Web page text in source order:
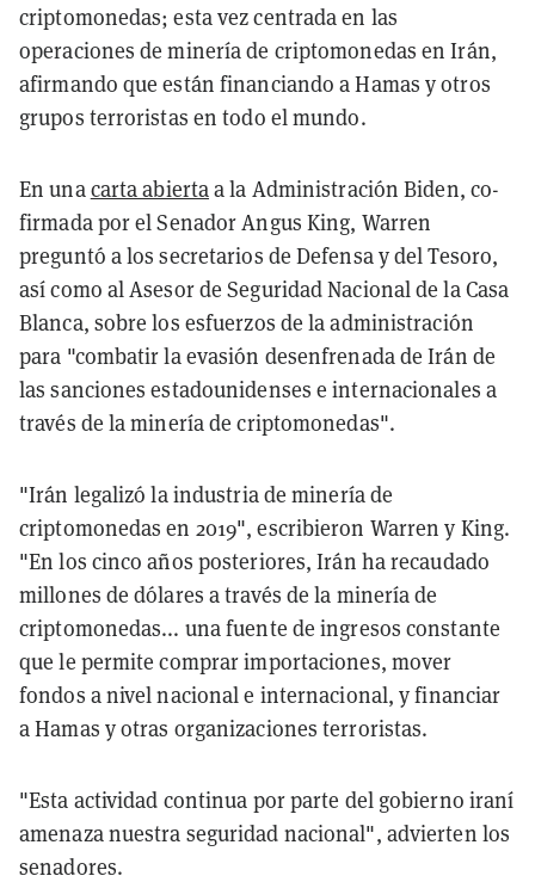
criptomonedas; esta vez centrada en las
operaciones de minería de criptomonedas en Irán,
afirmando que están financiando a Hamas y otros
grupos terroristas en todo el mundo.
En unacarta abiertaa la Administración Biden, co-
firmada por el Senador Angus King, Warren
preguntó a los secretarios de Defensa y del Tesoro,
así como al Asesor de Seguridad Nacional de la Casa
Blanca, sobre los esfuerzos de la administración
para "combatir la evasión desenfrenada de Irán de
las sanciones estadounidenses e internacionales a
través de la minería de criptomonedas".
"Irán legalizó la industria de minería de
criptomonedas en 2019", escribieron Warren y King.
"En los cinco años posteriores, Irán ha recaudado
millones de dólares a través de la minería de
criptomonedas... una fuente de ingresos constante
que le permite comprar importaciones, mover
fondos a nivel nacional e internacional, y financiar
a Hamas y otras organizaciones terroristas.
"Esta actividad continua por parte del gobierno iraní
amenaza nuestra seguridad nacional", advierten los
senadores.